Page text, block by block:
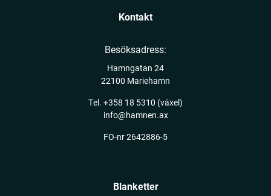
Kontakt
Besöksadress:
Hamngatan 24
22100 Mariehamn
Tel. +358 18 5310 (växel)
info@hamnen.ax
FO-nr 2642886-5
Blanketter